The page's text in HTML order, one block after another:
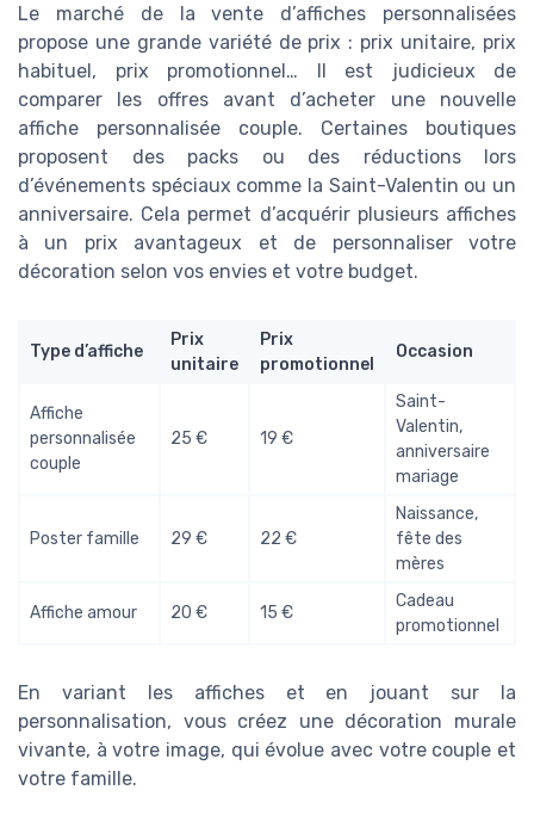
Le marché de la vente d’affiches personnalisées
propose une grande variété de prix : prix unitaire, prix
habituel, prix promotionnel… Il est judicieux de
comparer les offres avant d’acheter une nouvelle
affiche personnalisée couple. Certaines boutiques
proposent des packs ou des réductions lors
d’événements spéciaux comme la Saint-Valentin ou un
anniversaire. Cela permet d’acquérir plusieurs affiches
à un prix avantageux et de personnaliser votre
décoration selon vos envies et votre budget.
Type d’affiche
Prix
unitaire
Prix
promotionnel
Occasion
Affiche
personnalisée
couple
25 € 19 €
Saint-
Valentin,
anniversaire
mariage
Poster famille 29 € 22 €
Naissance,
fête des
mères
Affiche amour 20 € 15 €
Cadeau
promotionnel
En variant les affiches et en jouant sur la
personnalisation, vous créez une décoration murale
vivante, à votre image, qui évolue avec votre couple et
votre famille.